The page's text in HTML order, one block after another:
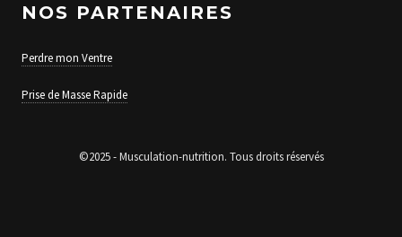
NOS PARTENAIRES
Perdre mon Ventre
Prise de Masse Rapide
©2025 - Musculation-nutrition. Tous droits réservés